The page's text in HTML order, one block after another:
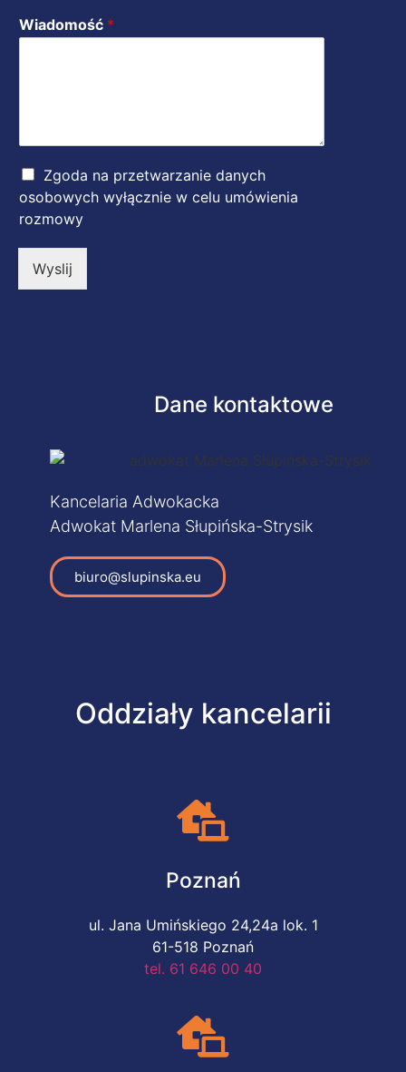
Wiadomość *
Z
g
o
d
a
Zgoda na przetwarzanie danych
osobowych wyłącznie w celu umówienia
rozmowy
Wyslij
Dane kontaktowe
Kancelaria Adwokacka
Adwokat Marlena Słupińska-Strysik
biuro@slupinska.eu
Oddziały kancelarii
Poznań
ul. Jana Umińskiego 24,24a lok. 1
61-518 Poznań
tel. 61 646 00 40